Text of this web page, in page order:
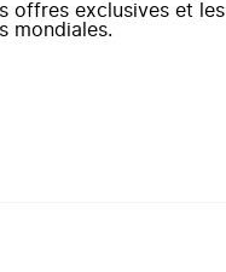
offres exclusives et les
mondiales.